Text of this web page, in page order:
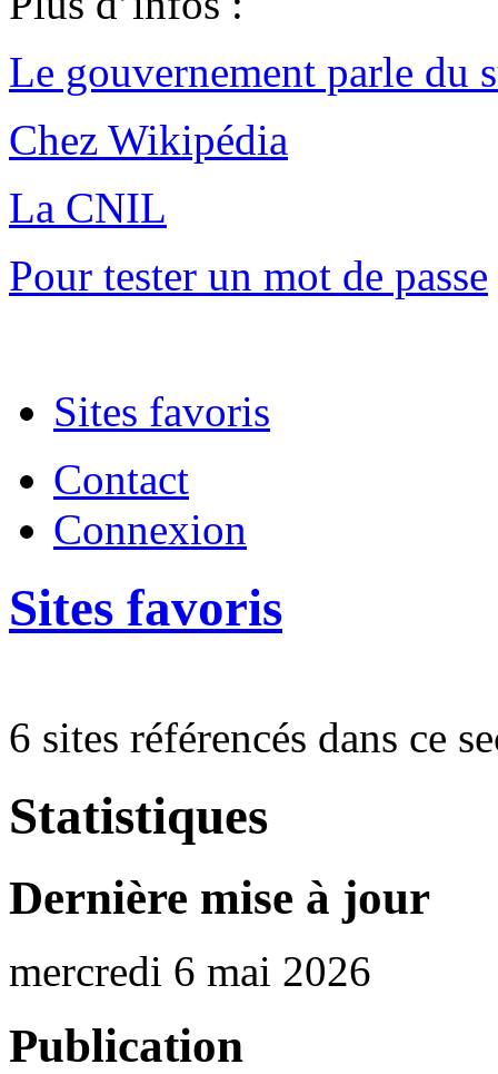
Le gouvernement parle du
Chez Wikipédia
La CNIL
Pour tester un mot de passe
Sites favoris
Contact
Connexion
Sites favoris
6 sites référencés dans ce
Statistiques
Dernière mise à jour
mercredi 6 mai 2026
Publication